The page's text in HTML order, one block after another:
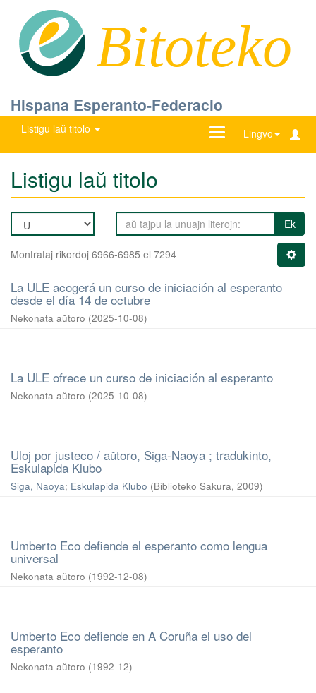
Bitoteko
Hispana Esperanto-Federacio
Listigu laŭ titolo Lingvo
Ŝanĝu
Listigu laŭ titolo
Ek
Montrataj rikordoj 6966-6985 el 7294
La ULE acogerá un curso de iniciación al esperanto
desde el día 14 de octubre
Nekonata aŭtoro (2025-10-08)
La ULE ofrece un curso de iniciación al esperanto
Nekonata aŭtoro (2025-10-08)
Uloj por justeco / aŭtoro, Siga-Naoya ; tradukinto,
Eskulapida Klubo
Siga, Naoya; Eskulapida Klubo (Biblioteko Sakura, 2009)
Umberto Eco defiende el esperanto como lengua
universal
Nekonata aŭtoro (1992-12-08)
Umberto Eco defiende en A Coruña el uso del
esperanto
Nekonata aŭtoro (1992-12)